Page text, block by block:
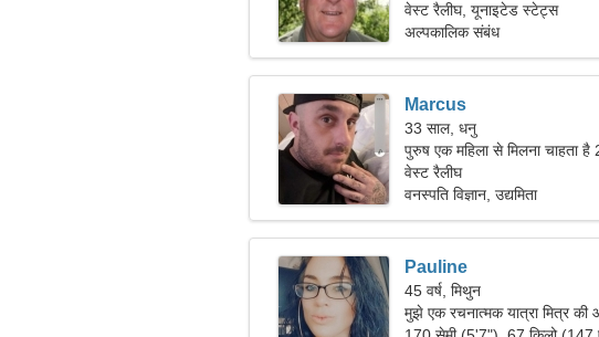
वेस्ट रैलीघ, यूनाइटेड स्टेट्स
अल्पकालिक संबंध
Marcus
33 साल, धनु
पुरुष एक महिला से मिलना चाहता है
वेस्ट रैलीघ
वनस्पति विज्ञान, उद्यमिता
Pauline
45 वर्ष, मिथुन
मुझे एक रचनात्मक यात्रा मित्र की